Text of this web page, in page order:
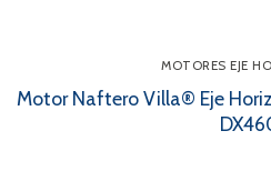
MOTORES EJE
Motor Naftero Villa® Eje